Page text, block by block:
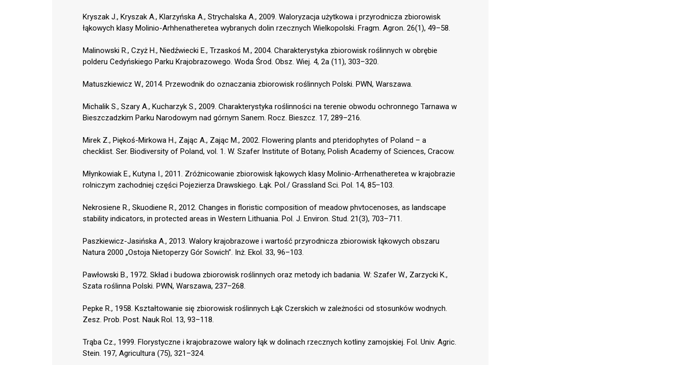
Kryszak J., Kryszak A., Klarzyńska A., Strychalska A., 2009. Waloryzacja użytkowa i przyrodnicza zbiorowisk
łąkowych klasy Molinio-Arhhenatheretea wybranych dolin rzecznych Wielkopolski. Fragm. Agron. 26(1), 49–58.
Malinowski R., Czyż H., Niedźwiecki E., Trzaskoś M., 2004. Charakterystyka zbiorowisk roślinnych w obrębie
polderu Cedyńskiego Parku Krajobrazowego. Woda Środ. Obsz. Wiej. 4, 2a (11), 303–320.
Matuszkiewicz W., 2014. Przewodnik do oznaczania zbiorowisk roślinnych Polski. PWN, Warszawa.
Michalik S., Szary A., Kucharzyk S., 2009. Charakterystyka roślinności na terenie obwodu ochronnego Tarnawa w
Bieszczadzkim Parku Narodowym nad górnym Sanem. Rocz. Bieszcz. 17, 289–216.
Mirek Z., Piękoś-Mirkowa H., Zając A., Zając M., 2002. Flowering plants and pteridophytes of Poland – a
checklist. Ser. Biodiversity of Poland, vol. 1. W. Szafer Institute of Botany, Polish Academy of Sciences, Cracow.
Młynkowiak E., Kutyna I., 2011. Zróżnicowanie zbiorowisk łąkowych klasy Molinio-Arrhenatheretea w krajobrazie
rolniczym zachodniej części Pojezierza Drawskiego. Łąk. Pol./ Grassland Sci. Pol. 14, 85–103.
Nekrosiene R., Skuodiene R., 2012. Changes in floristic composition of meadow phvtocenoses, as landscape
stability indicators, in protected areas in Western Lithuania. Pol. J. Environ. Stud. 21(3), 703–711.
Paszkiewicz-Jasińska A., 2013. Walory krajobrazowe i wartość przyrodnicza zbiorowisk łąkowych obszaru
Natura 2000 „Ostoja Nietoperzy Gór Sowich”. Inż. Ekol. 33, 96–103.
Pawłowski B., 1972. Skład i budowa zbiorowisk roślinnych oraz metody ich badania. W: Szafer W., Zarzycki K.,
Szata roślinna Polski. PWN, Warszawa, 237–268.
Pepke R., 1958. Kształtowanie się zbiorowisk roślinnych Łąk Czerskich w zależności od stosunków wodnych.
Zesz. Prob. Post. Nauk Rol. 13, 93–118.
Trąba Cz., 1999. Florystyczne i krajobrazowe walory łąk w dolinach rzecznych kotliny zamojskiej. Fol. Univ. Agric.
Stein. 197, Agricultura (75), 321–324.